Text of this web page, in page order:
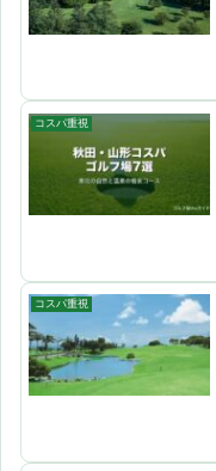
コスパ重視
コスパ重視